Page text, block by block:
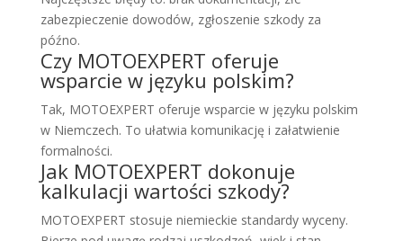
zabezpieczenie dowodów, zgłoszenie szkody za
późno.
Czy MOTOEXPERT oferuje
wsparcie w języku polskim?
Tak, MOTOEXPERT oferuje wsparcie w języku polskim
w Niemczech. To ułatwia komunikację i załatwienie
formalności.
Jak MOTOEXPERT dokonuje
kalkulacji wartości szkody?
MOTOEXPERT stosuje niemieckie standardy wyceny.